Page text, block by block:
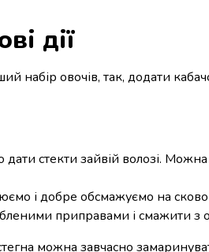
дії
набір овочів, так, додати
стекти зайвій волозі.
і добре обсмажуємо на
приправами і смажити з
можна завчасно